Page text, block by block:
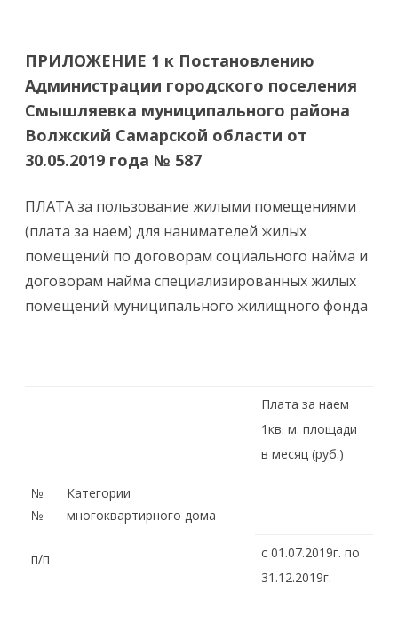
ПРИЛОЖЕНИЕ 1 к Постановлению
Администрации городского поселения
Смышляевка муниципального района
Волжский Самарской области от
30.05.2019 года № 587
ПЛАТА за пользование жилыми помещениями
(плата за наем) для нанимателей жилых
помещений по договорам социального найма и
договорам найма специализированных жилых
помещений муниципального жилищного фонда
№
№
п/п
Категории
многоквартирного дома
Плата за наем
1кв. м. площади
в месяц (руб.)
с 01.07.2019г. по
31.12.2019г.